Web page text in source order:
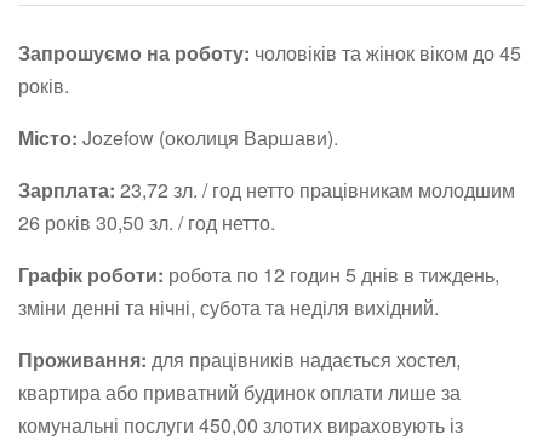
Запрошуємо на роботу: чоловіків та жінок віком до 45
років.
Місто: Jozefow (околиця Варшави).
Зарплата: 23,72 зл. / год нетто працівникам молодшим
26 років 30,50 зл. / год нетто.
Графік роботи: робота по 12 годин 5 днів в тиждень,
зміни денні та нічні, субота та неділя вихідний.
Проживання: для працівників надається хостел,
квартира або приватний будинок оплати лише за
комунальні послуги 450,00 злотих вираховують із